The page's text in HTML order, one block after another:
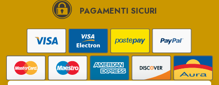
PAGAMENTI SICURI